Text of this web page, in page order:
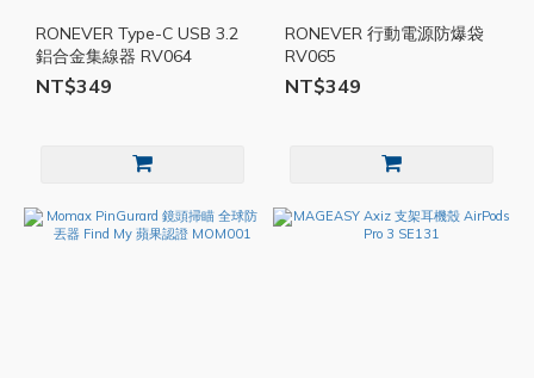
RONEVER Type-C USB 3.2
鋁合金集線器 RV064
NT$349
RONEVER 行動電源防爆袋
RV065
NT$349